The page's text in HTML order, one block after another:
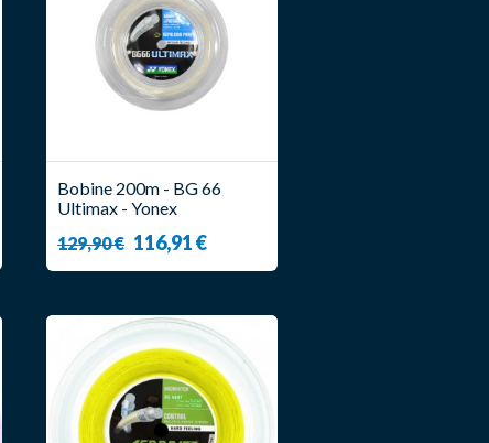
Bobine 200m - BG 66
Ultimax - Yonex
129,90 € 116,91 €